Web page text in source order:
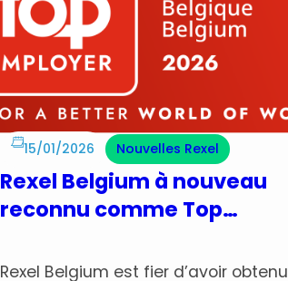
15/01/2026 Nouvelles Rexel
Rexel Belgium à nouveau
reconnu comme Top
Rexel Belgium est fier d’avoir obtenu